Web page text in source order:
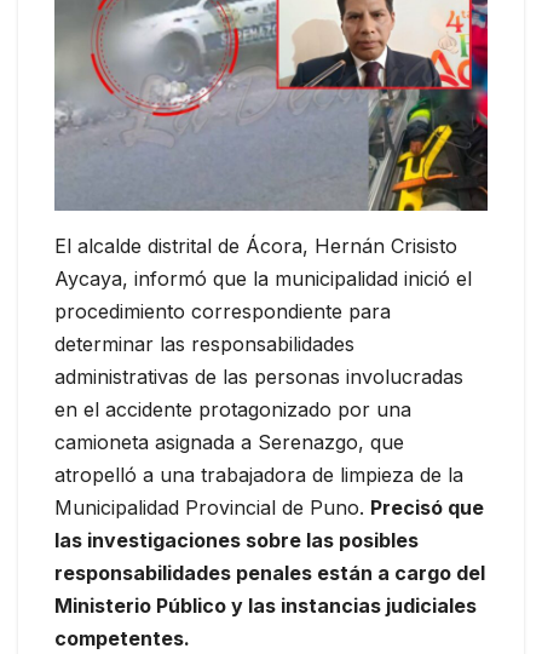
El alcalde distrital de Ácora, Hernán Crisisto
Aycaya, informó que la municipalidad inició el
procedimiento correspondiente para
determinar las responsabilidades
administrativas de las personas involucradas
en el accidente protagonizado por una
camioneta asignada a Serenazgo, que
atropelló a una trabajadora de limpieza de la
Municipalidad Provincial de Puno. Precisó que
las investigaciones sobre las posibles
responsabilidades penales están a cargo del
Ministerio Público y las instancias judiciales
competentes.